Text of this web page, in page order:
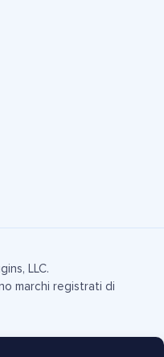
LLC.
marchi registrati di